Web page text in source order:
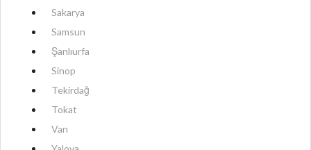
Sakarya
Samsun
Şanlıurfa
Sinop
Tekirdağ
Tokat
Van